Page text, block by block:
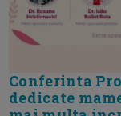
Conferinta
dedicate